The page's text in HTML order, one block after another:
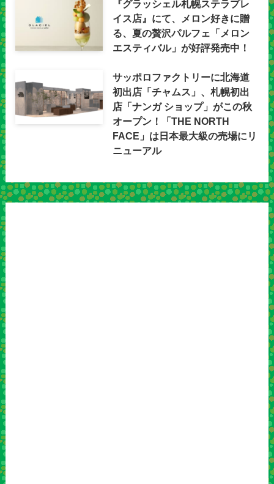
『グラッシェル札幌ステラプレ
イス店』にて、メロン好きに贈
る、夏の贅沢パルフェ「メロン
エスティバル」が好評発売中！
サッポロファクトリーに北海道
初出店「チャムス」、札幌初出
店「ナンガ ショップ」がこの秋
オープン！「THE NORTH
FACE」は日本最大級の売場にリ
ニューアル